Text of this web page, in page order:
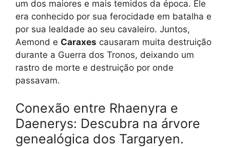
um dos maiores e mais temidos da época. Ele
era conhecido por sua ferocidade em batalha e
por sua lealdade ao seu cavaleiro. Juntos,
Aemond e Caraxes causaram muita destruição
durante a Guerra dos Tronos, deixando um
rastro de morte e destruição por onde
passavam.
Conexão entre Rhaenyra e
Daenerys: Descubra na árvore
genealógica dos Targaryen.